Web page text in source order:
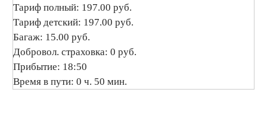
Тариф полный: 197.00 руб.
Тариф детский: 197.00 руб.
Багаж: 15.00 руб.
Добровол. страховка: 0 руб.
Прибытие: 18:50
Время в пути: 0 ч. 50 мин.